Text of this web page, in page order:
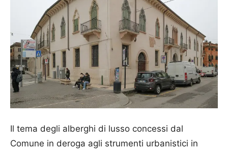
Il tema degli alberghi di lusso concessi dal
Comune in deroga agli strumenti urbanistici in